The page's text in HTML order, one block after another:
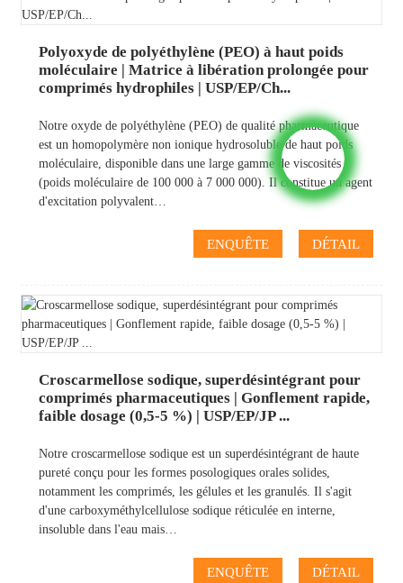
Polyoxyde de polyéthylène (PEO) à haut poids
moléculaire | Matrice à libération prolongée pour
comprimés hydrophiles | USP/EP/Ch...
Notre oxyde de polyéthylène (PEO) de qualité pharmaceutique
est un homopolymère non ionique hydrosoluble de haut poids
moléculaire, disponible dans une large gamme de viscosités
(poids moléculaire de 100 000 à 7 000 000). Il constitue un agent
d'excitation polyvalent…
ENQUÊTE DÉTAIL
Croscarmellose sodique, superdésintégrant pour
comprimés pharmaceutiques | Gonflement rapide,
faible dosage (0,5-5 %) | USP/EP/JP ...
Notre croscarmellose sodique est un superdésintégrant de haute
pureté conçu pour les formes posologiques orales solides,
notamment les comprimés, les gélules et les granulés. Il s'agit
d'une carboxyméthylcellulose sodique réticulée en interne,
insoluble dans l'eau mais…
ENQUÊTE DÉTAIL